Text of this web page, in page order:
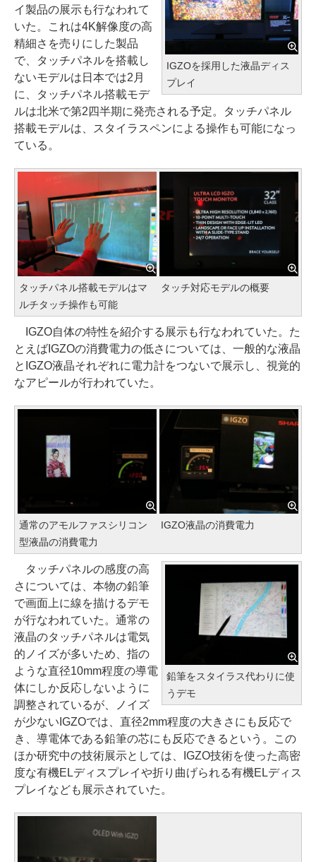
IGZOを採用した液晶ディス
プレイ
イ製品の展示も行なわれて
いた。これは4K解像度の高
精細さを売りにした製品
で、タッチパネルを搭載し
ないモデルは日本では2月
に、タッチパネル搭載モデ
ルは北米で第2四半期に発売される予定。タッチパネル
搭載モデルは、スタイラスペンによる操作も可能になっ
ている。
タッチパネル搭載モデルはマ
ルチタッチ操作も可能
タッチ対応モデルの概要
IGZO自体の特性を紹介する展示も行なわれていた。た
とえばIGZOの消費電力の低さについては、一般的な液晶
とIGZO液晶それぞれに電力計をつないで展示し、視覚的
なアピールが行われていた。
通常のアモルファスシリコン
型液晶の消費電力
IGZO液晶の消費電力
鉛筆をスタイラス代わりに使
うデモ
タッチパネルの感度の高
さについては、本物の鉛筆
で画面上に線を描けるデモ
が行なわれていた。通常の
液晶のタッチパネルは電気
的ノイズが多いため、指の
ような直径10mm程度の導電
体にしか反応しないように
調整されているが、ノイズ
が少ないIGZOでは、直径2mm程度の大きさにも反応で
き、導電体である鉛筆の芯にも反応できるという。この
ほか研究中の技術展示としては、IGZO技術を使った高密
度な有機ELディスプレイや折り曲げられる有機ELディス
プレイなども展示されていた。